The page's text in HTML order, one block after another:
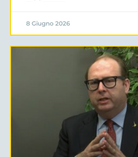
8 Giugno 2026